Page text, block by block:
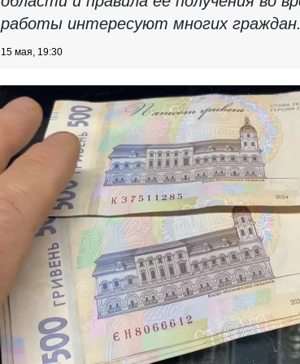
работы интересуют многих граждан.
15 мая, 19:30